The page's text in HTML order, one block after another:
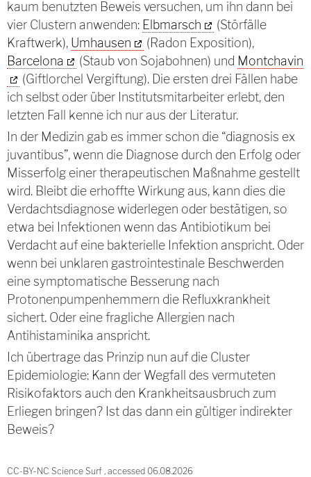
kaum benutzten Beweis versuchen, um ihn dann bei
vier Clustern anwenden: Elbmarsch
(Störfälle
Kraftwerk), Umhausen
(Radon Exposition),
Barcelona
(Staub von Sojabohnen) und Montchavin
(Giftlorchel Vergiftung). Die ersten drei Fällen habe
ich selbst oder über Institutsmitarbeiter erlebt, den
letzten Fall kenne ich nur aus der Literatur.
In der Medizin gab es immer schon die “diagnosis ex
juvantibus”, wenn die Diagnose durch den Erfolg oder
Misserfolg einer therapeutischen Maßnahme gestellt
wird. Bleibt die erhoffte Wirkung aus, kann dies die
Verdachtsdiagnose widerlegen oder bestätigen, so
etwa bei Infektionen wenn das Antibiotikum bei
Verdacht auf eine bakterielle Infektion anspricht. Oder
wenn bei unklaren gastrointestinale Beschwerden
eine symptomatische Besserung nach
Protonenpumpenhemmern die Refluxkrankheit
sichert. Oder eine fragliche Allergien nach
Antihistaminika anspricht.
Ich übertrage das Prinzip nun auf die Cluster
Epidemiologie: Kann der Wegfall des vermuteten
Risikofaktors auch den Krankheitsausbruch zum
Erliegen bringen? Ist das dann ein gültiger indirekter
Beweis?
CC-BY-NC Science Surf , accessed 06.08.2026